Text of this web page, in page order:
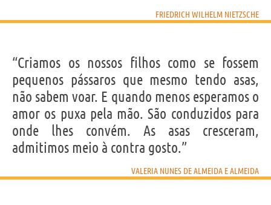
FRIEDRICH WILHELM NIETZSCHE
“Criamos os nossos filhos como se fossem
pequenos pássaros que mesmo tendo asas,
não sabem voar. E quando menos esperamos o
amor os puxa pela mão. São conduzidos para
onde lhes convém. As asas cresceram,
admitimos meio à contra gosto.”
VALERIA NUNES DE ALMEIDA E ALMEIDA